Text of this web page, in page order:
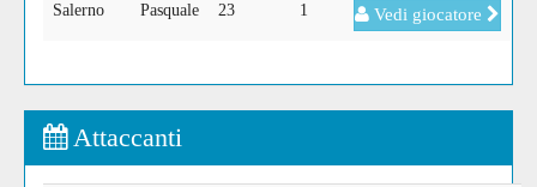
Salerno Pasquale 23 1 Vedi giocatore
Attaccanti